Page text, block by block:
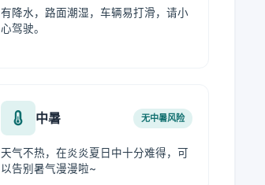
有降水，路面潮湿，车辆易打滑，请小
心驾驶。
中暑 无中暑风险
天气不热，在炎炎夏日中十分难得，可
以告别暑气漫漫啦~